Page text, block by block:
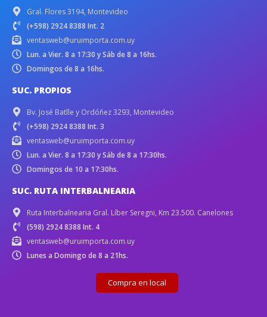
Gral. Flores 3194, Montevideo
(+598) 2924 8388 Int. 2
ventasweb@uruimporta.com.uy
Lun. a Vier. 8 a 17:30 y Sáb de 8 a 16hs.
Domingos de 8 a 16hs.
SUC. PROPIOS
Bv. José Batlle y Ordóñez 3293, Montevideo
(+598) 2924 8388 Int. 3
ventasweb@uruimporta.com.uy
Lun. a Vier. 8 a 17:30 y Sáb de 8 a 17:30hs.
Domingos de 10 a 17:30hs.
SUC. RUTA INTERBALNEARIA
Ruta Interbalnearia Gral. Líber Seregni, Km 23.500. Canelones
(598) 2924 8388 Int. 4
ventasweb@uruimporta.com.uy
Lunes a Domingo de 8 a 21hs.
Compra en local